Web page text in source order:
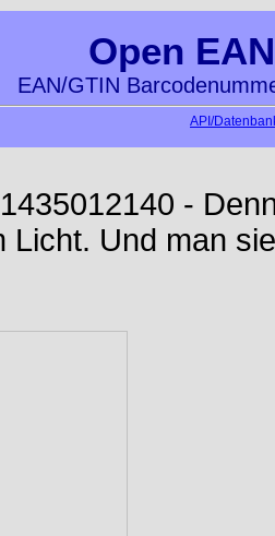
Open
EAN/GTIN
API/
-
Licht. Und man